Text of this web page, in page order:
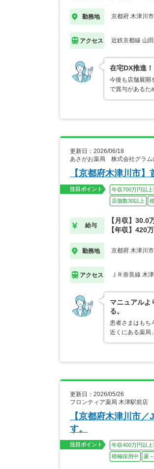
勤務地 京都府 木津川市
アクセス 近鉄京都線 山
在宅DX推進
今後も店舗展開
で賞与があるた
更新日：2026/06/18
あさがお薬局 株式会社グラム
【京都府木津川市
注目ポイント 年収700万円以上
店舗数30以上
給与
【月収】30.0
【年収】420
勤務地 京都府 木津川市
アクセス ＪＲ奈良線 木
マニュアルよ
る。
患者さまはもち
近くにある薬局
更新日：2026/05/26
フロンティア薬局 木津駅前店
【京都府木津川市
す。
注目ポイント 年収400万円以上
積極採用中
夏